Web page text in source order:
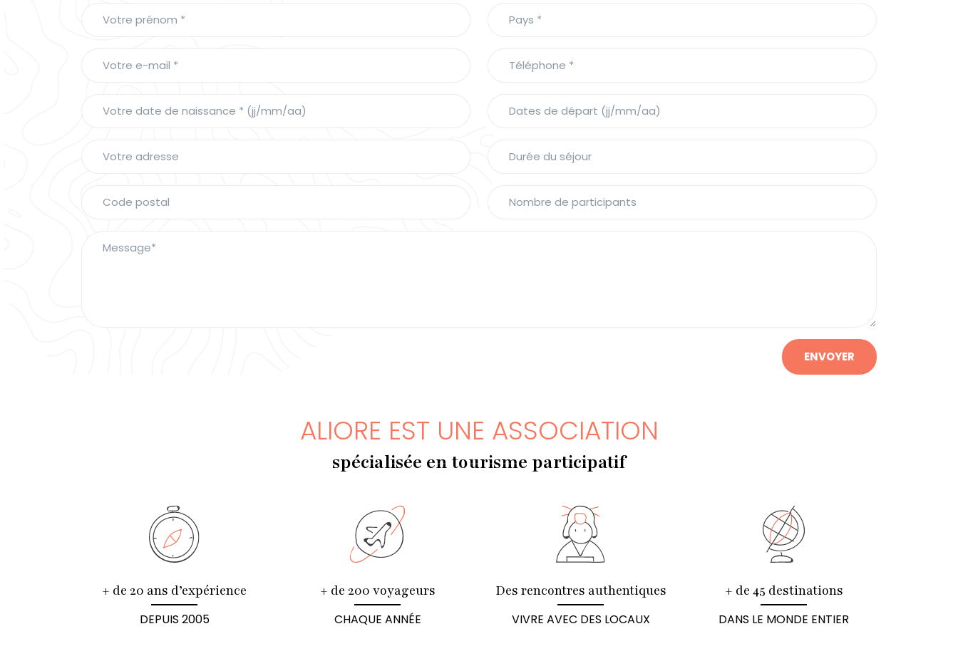
ENVOYER
ALIORE EST UNE ASSOCIATION
spécialisée en tourisme participatif
+ de 20 ans d’expérience
DEPUIS 2005
+ de 200 voyageurs
CHAQUE ANNÉE
Des rencontres authentiques
VIVRE AVEC DES LOCAUX
+ de 45 destinations
DANS LE MONDE ENTIER